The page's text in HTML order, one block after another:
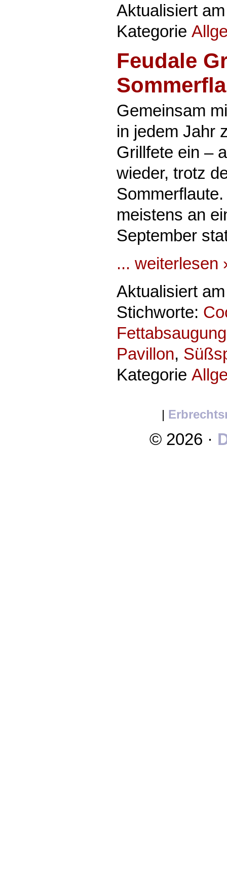
Aktualisiert
Kategorie
Feudale
Gemeinsam
in jedem Jahr
Grillfete ein –
wieder, trotz
meistens an
September
... weiterlesen
Aktualisiert
Stichworte:
Fettabsaugung
Pavillon,
Kategorie
|
© 2026 ·